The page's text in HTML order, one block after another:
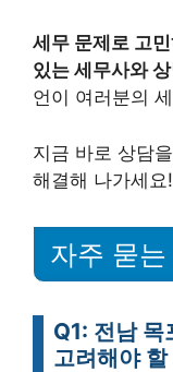
세무 문제로 고
있는 세무사와
언이 여러분의
지금 바로 상담
해결해 나가세요!
자주 묻
Q1: 전남 목
고려해야